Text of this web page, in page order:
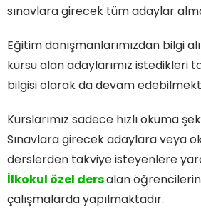
sınavlara girecek tüm adaylar
Eğitim danışmanlarımızdan bilgi
kursu alan adaylarımız istedikleri
bilgisi olarak da devam
Kurslarımız sadece hızlı okuma
Sınavlara girecek adaylara veya
derslerden takviye isteyenlere
İlkokul özel dersalan
çalışmalarda yapılmaktadır.